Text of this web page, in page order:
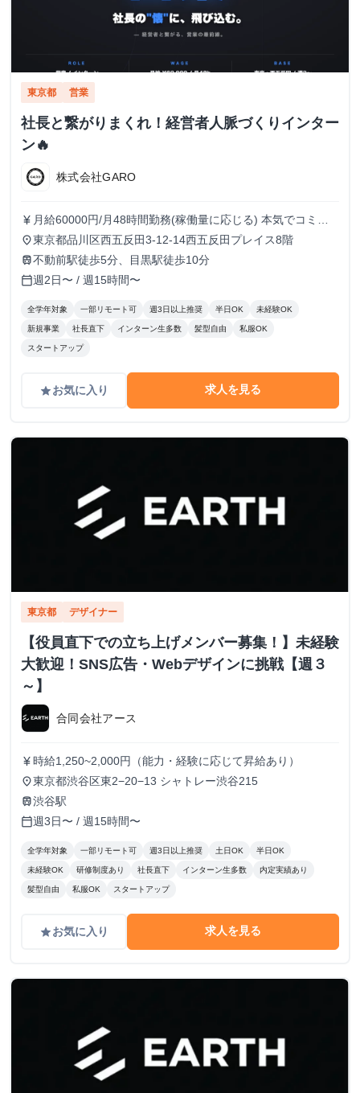
東京都 営業
社長と繋がりまくれ！経営者人脈づくりインター
ン🔥
株式会社GARO
currency_yen 月給60000円/月48時間勤務(稼働量に応じる) 本気でコミッ
トすれば、学生でも圧倒的な実績と報酬を得られる環境で
す！
place東京都品川区西五反田3-12-14西五反田プレイス8階
train不動前駅徒歩5分、目黒駅徒歩10分
calendar_today週2日〜 / 週15時間〜
全学年対象 一部リモート可 週3日以上推奨 半日OK 未経験OK
新規事業 社長直下 インターン生多数 髪型自由 私服OK
スタートアップ
gradeお気に入り 求人を見る
東京都 デザイナー
【役員直下での立ち上げメンバー募集！】未経験
大歓迎！SNS広告・Webデザインに挑戦【週３
～】
合同会社アース
currency_yen 時給1,250~2,000円（能力・経験に応じて昇給あり）
place東京都渋谷区東2−20−13 シャトレー渋谷215
train渋谷駅
calendar_today週3日〜 / 週15時間〜
全学年対象 一部リモート可 週3日以上推奨 土日OK 半日OK
未経験OK 研修制度あり 社長直下 インターン生多数 内定実績あり
髪型自由 私服OK スタートアップ
gradeお気に入り 求人を見る